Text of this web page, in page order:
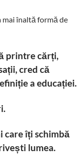
mai înaltă formă de
printre cărți,
cred că
a educației.
care îți schimbă
lumea.